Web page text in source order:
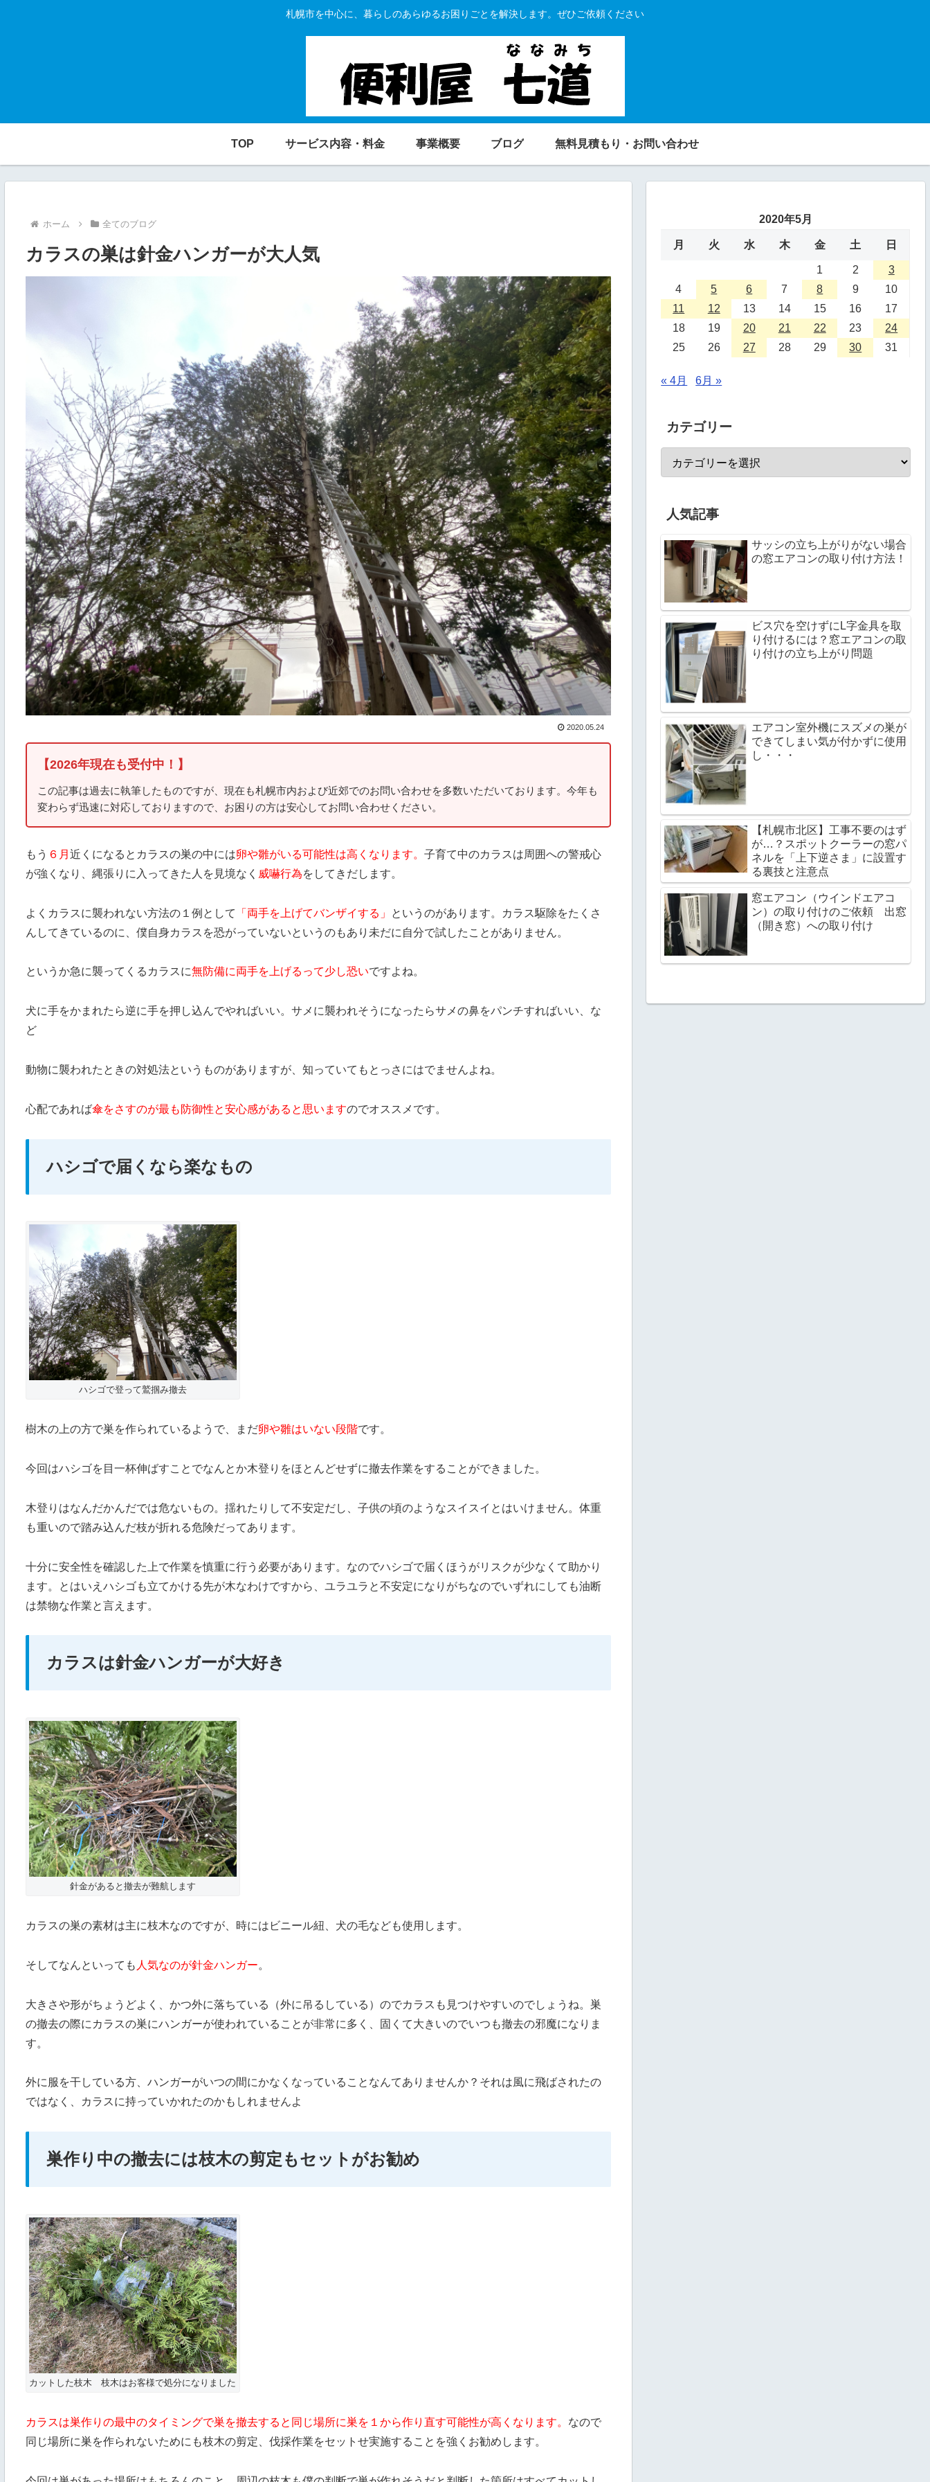
札幌市を中心に、暮らしのあらゆるお困りごとを解決します。ぜひご依頼ください
TOP サービス内容・料金 事業概要 ブログ 無料見積もり・お問い合わせ
ホーム 全てのブログ
カラスの巣は針金ハンガーが大人気
2020.05.24
【2026年現在も受付中！】
この記事は過去に執筆したものですが、現在も札幌市内および近郊でのお問い合わせを多数いただいております。今年も
変わらず迅速に対応しておりますので、お困りの方は安心してお問い合わせください。
もう ６月 近くになるとカラスの巣の中には卵や雛がいる可能性は高くなります。 子育て中のカラスは周囲への警戒心
が強くなり、縄張りに入ってきた人を見境なく 威嚇行為をしてきだします。
よくカラスに襲われない方法の１例として 「両手を上げてバンザイする」
というのがあります。カラス駆除をたくさ
んしてきているのに、僕自身カラスを恐がっていないというのもあり未だに自分で試したことがありません。
というか急に襲ってくるカラスに無防備に両手を上げるって少し恐いですよね。
犬に手をかまれたら逆に手を押し込んでやればいい。サメに襲われそうになったらサメの鼻をパンチすればいい、な
ど
動物に襲われたときの対処法というものがありますが、知っていてもとっさにはでませんよね。
心配であれば傘をさすのが最も防御性と安心感があると思いますのでオススメです。
ハシゴで届くなら楽なもの
ハシゴで登って鷲掴み撤去
樹木の上の方で巣を作られているようで、まだ卵や雛はいない段階です。
今回はハシゴを目一杯伸ばすことでなんとか木登りをほとんどせずに撤去作業をすることができました。
木登りはなんだかんだでは危ないもの。揺れたりして不安定だし、子供の頃のようなスイスイとはいけません。体重
も重いので踏み込んだ枝が折れる危険だってあります。
十分に安全性を確認した上で作業を慎重に行う必要があります。なのでハシゴで届くほうがリスクが少なくて助かり
ます。とはいえハシゴも立てかける先が木なわけですから、ユラユラと不安定になりがちなのでいずれにしても油断
は禁物な作業と言えます。
カラスは針金ハンガーが大好き
針金があると撤去が難航します
カラスの巣の素材は主に枝木なのですが、時にはビニール紐、犬の毛なども使用します。
そしてなんといっても 人気なのが針金ハンガー。
大きさや形がちょうどよく、かつ外に落ちている（外に吊るしている）のでカラスも見つけやすいのでしょうね。巣
の撤去の際にカラスの巣にハンガーが使われていることが非常に多く、固くて大きいのでいつも撤去の邪魔になりま
す。
外に服を干している方、ハンガーがいつの間にかなくなっていることなんてありませんか？それは風に飛ばされたの
ではなく、カラスに持っていかれたのかもしれませんよ
巣作り中の撤去には枝木の剪定もセットがお勧め
カットした枝木 枝木はお客様で処分になりました
カラスは巣作りの最中のタイミングで巣を撤去すると同じ場所に巣を１から作り直す可能性が高くなります。 なので
同じ場所に巣を作られないためにも枝木の剪定、伐採作業をセットせ実施することを強くお勧めします。
2020年5月
月 火 水 木 金 土 日
1 2
3
4
5 6 7 8 9
10
11
12 13 14 15 16
17
18
19 20 21 22 23
24
25
26 27 28 29 30 31
« 4月 6月 »
カテゴリー
人気記事
サッシの立ち上がりがない場合
の窓エアコンの取り付け方法！
ビス穴を空けずにL字金具を取
り付けるには？窓エアコンの取
り付けの立ち上がり問題
エアコン室外機にスズメの巣が
できてしまい気が付かずに使用
し・・・
【札幌市北区】工事不要のはず
が…？スポットクーラーの窓パ
ネルを「上下逆さま」に設置す
る裏技と注意点
窓エアコン（ウインドエアコ
ン）の取り付けのご依頼 出窓
（開き窓）への取り付け